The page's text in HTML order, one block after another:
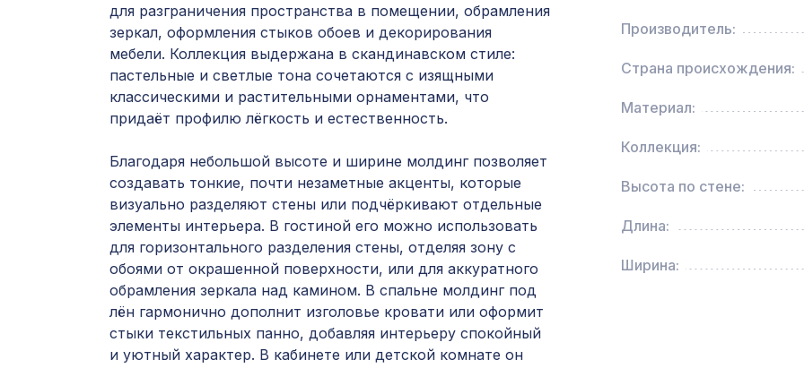
Натуральные обои Cosca Traditional Prints
0,91 x 5,5 м
Перфорированная панель ВЕРОНИКА,
ХДФ, венге
Натуральные обои Cosca Саванна 5025, 0,91
Перфорированная панель ДАМАСКО,
ХДФ, клён
для разграничения пространства в помещении, обрамления
зеркал, оформления стыков обоев и декорирования
мебели. Коллекция выдержана в скандинавском стиле:
пастельные и светлые тона сочетаются с изящными
классическими и растительными орнаментами, что
придаёт профилю лёгкость и естественность.
Благодаря небольшой высоте и ширине молдинг позволяет
создавать тонкие, почти незаметные акценты, которые
визуально разделяют стены или подчёркивают отдельные
элементы интерьера. В гостиной его можно использовать
для горизонтального разделения стены, отделяя зону с
обоями от окрашенной поверхности, или для аккуратного
обрамления зеркала над камином. В спальне молдинг под
лён гармонично дополнит изголовье кровати или оформит
стыки текстильных панно, добавляя интерьеру спокойный
и уютный характер. В кабинете или детской комнате он
Производитель:
Страна происхождения:
Материал:
Коллекция:
Высота по стене:
Длина:
Ширина: